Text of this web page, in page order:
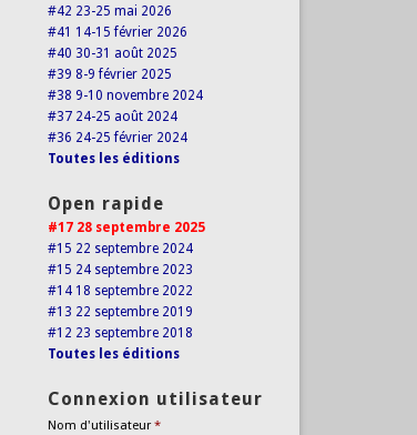
#42 23-25 mai 2026
#41 14-15 février 2026
#40 30-31 août 2025
#39 8-9 février 2025
#38 9-10 novembre 2024
#37 24-25 août 2024
#36 24-25 février 2024
Toutes les éditions
Open rapide
#17 28 septembre 2025
#15 22 septembre 2024
#15 24 septembre 2023
#14 18 septembre 2022
#13 22 septembre 2019
#12 23 septembre 2018
Toutes les éditions
Connexion utilisateur
Nom d'utilisateur*